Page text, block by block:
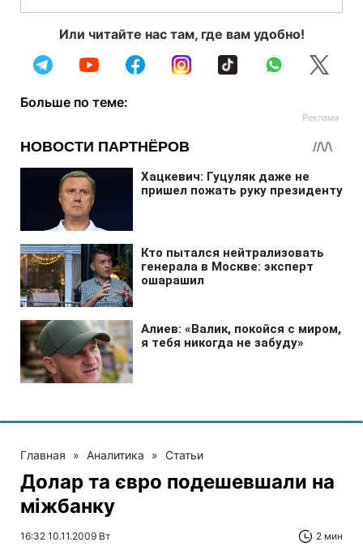
Или читайте нас там, где вам удобно!
Больше по теме:
Главная » Аналитика » Статьи
Долар та євро подешевшали на
міжбанку
16:32 10.11.2009 Вт 2 мин